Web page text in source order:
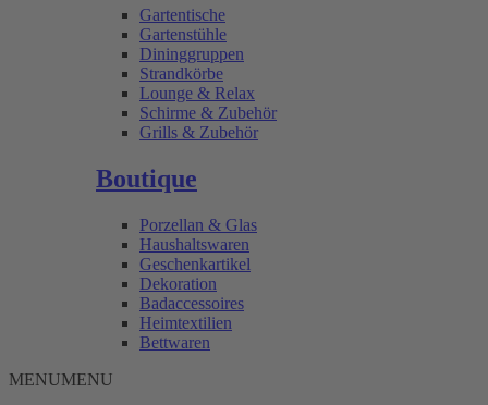
Gartentische
Gartenstühle
Dininggruppen
Strandkörbe
Lounge & Relax
Schirme & Zubehör
Grills & Zubehör
Boutique
Porzellan & Glas
Haushaltswaren
Geschenkartikel
Dekoration
Badaccessoires
Heimtextilien
Bettwaren
MENUMENU